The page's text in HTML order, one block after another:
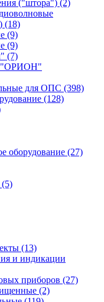
("штора") (2)
(18)
(9)
(9)
(7)
"ОРИОН"
для ОПС (398)
(128)
оборудование (27)
(5)
(13)
и индикации
приборов (27)
(2)